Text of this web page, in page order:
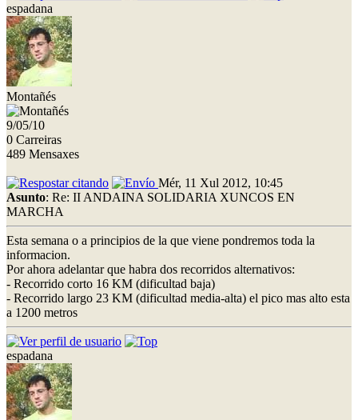
espadana
Montañés
9/05/10
0 Carreiras
489 Mensaxes
Mér, 11 Xul 2012, 10:45
Asunto: Re: II ANDAINA SOLIDARIA XUNCOS EN
MARCHA
Esta semana o a principios de la que viene pondremos toda la
informacion.
Por ahora adelantar que habra dos recorridos alternativos:
- Recorrido corto 16 KM (dificultad baja)
- Recorrido largo 23 KM (dificultad media-alta) el pico mas alto esta
a 1200 metros
espadana